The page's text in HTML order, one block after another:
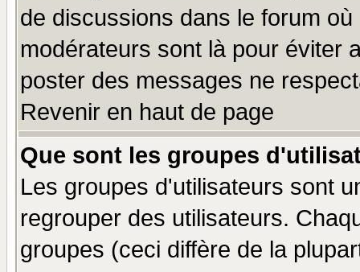
de discussions dans le forum
modérateurs sont là pour éviter
poster des messages ne
Revenir en haut de page
Que sont les groupes
Les groupes d'utilisateurs sont
regrouper des utilisateurs.
groupes (ceci diffère de la